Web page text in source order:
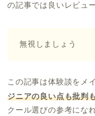
の記事では良いレビュ
無視しましょう
この記事は体験談をメ
ジニアの良い点も批判
クール選びの参考にな